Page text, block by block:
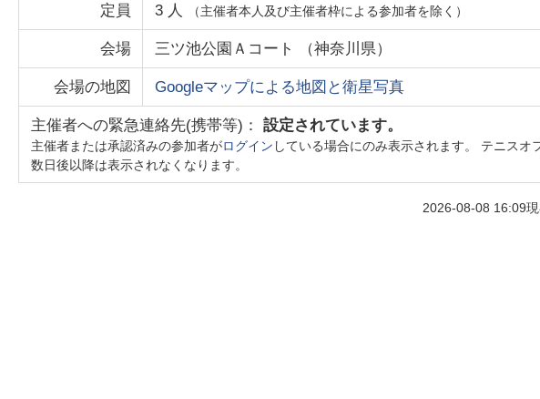
定員 3 人 （主催者本人及び主催者枠による参加者を除く）
会場 三ツ池公園Ａコート （神奈川県）
会場の地図 Googleマップによる地図と衛星写真
主催者への緊急連絡先(携帯等)：設定されています。
主催者または承認済みの参加者がログイン している場合にのみ表示されます。 テニスオ
数日後以降は表示されなくなります。
2026-08-08 16:09